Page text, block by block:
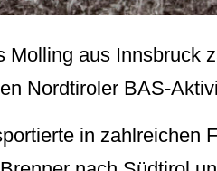
Molling aus Innsbruck
Nordtiroler BAS-
in zahlreichen